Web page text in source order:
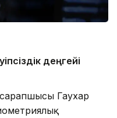
деңгейі
сарапшысы Гаухар